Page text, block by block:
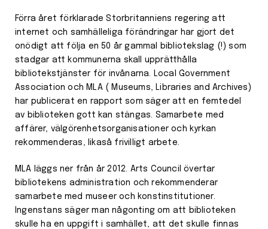
Förra året förklarade Storbritanniens regering att
internet och samhälleliga förändringar har gjort det
onödigt att följa en 50 år gammal bibliotekslag (!) som
stadgar att kommunerna skall upprätthålla
bibliotekstjänster för invånarna. Local Government
Association och MLA ( Museums, Libraries and Archives)
har publicerat en rapport som säger att en femtedel
av biblioteken gott kan stängas. Samarbete med
affärer, välgörenhetsorganisationer och kyrkan
rekommenderas, likaså frivilligt arbete.
MLA läggs ner från år 2012. Arts Council övertar
bibliotekens administration och rekommenderar
samarbete med museer och konstinstitutioner.
Ingenstans säger man någonting om att biblioteken
skulle ha en uppgift i samhället, att det skulle finnas